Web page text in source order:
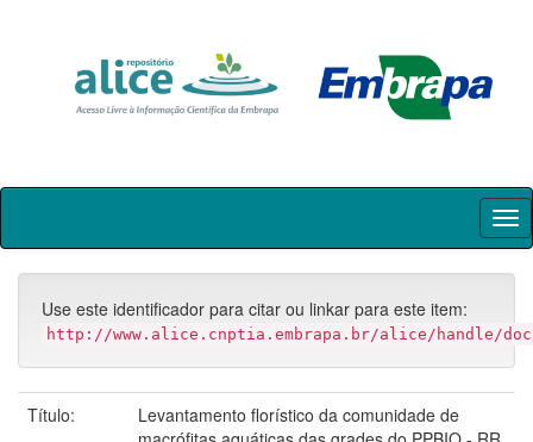
Skip
Use este identificador para citar ou linkar para este item:
http://www.alice.cnptia.embrapa.br/alice/handle/
Título:
Levantamento florístico da comunidade de